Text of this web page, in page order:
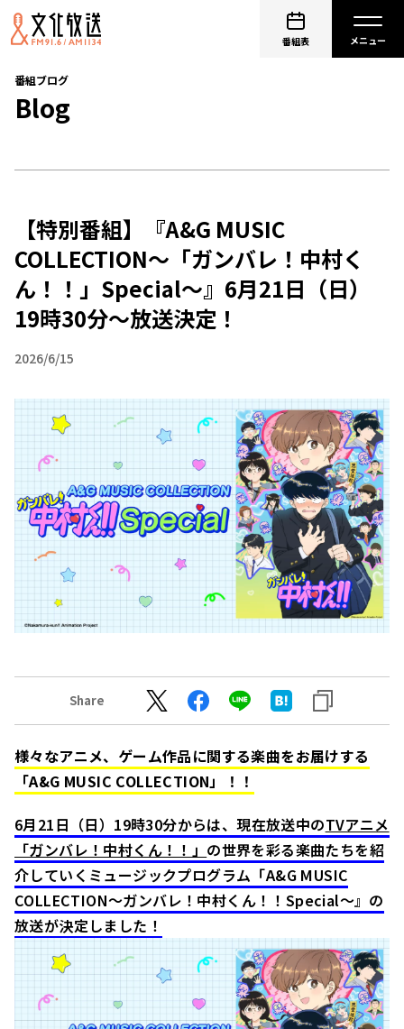
番組表
番組ブログ
Blog
【特別番組】『A&G MUSIC
COLLECTION～「ガンバレ！中村く
ん！！」Special～』6月21日（日）
19時30分～放送決定！
2026/6/15
Share
様々なアニメ、ゲーム作品に関する楽曲をお届けする
「A&G MUSIC COLLECTION」！！
6月21日（日）19時30分からは、現在放送中のTVアニメ
「ガンバレ！中村くん！！」 の世界を彩る楽曲たちを紹
介していくミュージックプログラム「A&G MUSIC
COLLECTION～ガンバレ！中村くん！！Special～』の
放送が決定しました！